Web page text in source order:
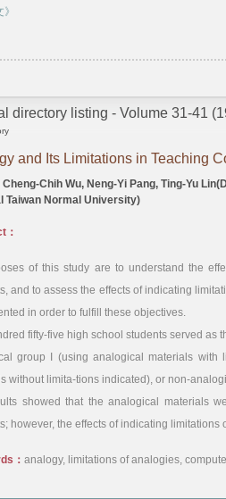
directory listing - Volume 31-41
and Its Limitations in Teaching
Chih Wu, Neng-Yi Pang, Ting-Yu
Taiwan Normal University)
：
of this study are to understand the
and to assess the effects of indicating
in order to fulfill these objectives.
fifty-five high school students served as
group I (using analogical materials with
without limita-tions indicated), or non-
showed that the analogical materials
however, the effects of indicating
： analogy, limitations of analogies,